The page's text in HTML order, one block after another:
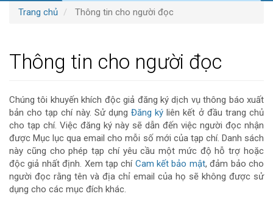
Trang chủ Thông tin cho người đọc
Thông tin cho người đọc
Chúng tôi khuyến khích độc giả đăng ký dịch vụ thông báo xuất
bản cho tạp chí này. Sử dụng Đăng ký liên kết ở đầu trang chủ
cho tạp chí. Việc đăng ký này sẽ dẫn đến việc người đọc nhận
được Mục lục qua email cho mỗi số mới của tạp chí. Danh sách
này cũng cho phép tạp chí yêu cầu một mức độ hỗ trợ hoặc
độc giả nhất định. Xem tạp chí Cam kết bảo mật, đảm bảo cho
người đọc rằng tên và địa chỉ email của họ sẽ không được sử
dụng cho các mục đích khác.